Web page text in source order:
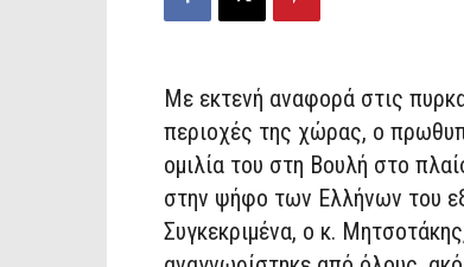
Με εκτενή αναφορά στις
περιοχές της χώρας, ο
ομιλία του στη Βουλή στο
στην ψήφο των Ελλήνων του
Συγκεκριμένα, ο κ.